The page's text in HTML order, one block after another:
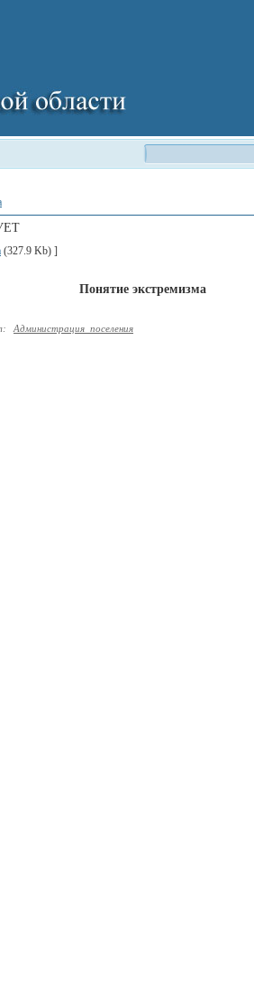
(327.9 Kb) ]
Понятие экстремизма
:
Администрация_поселения